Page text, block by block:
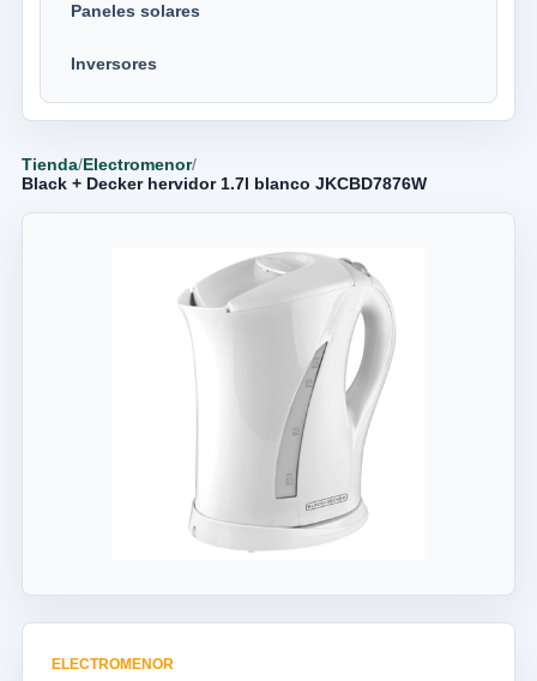
Paneles solares
Inversores
Tienda/Electromenor/
Black + Decker hervidor 1.7l blanco JKCBD7876W
ELECTROMENOR